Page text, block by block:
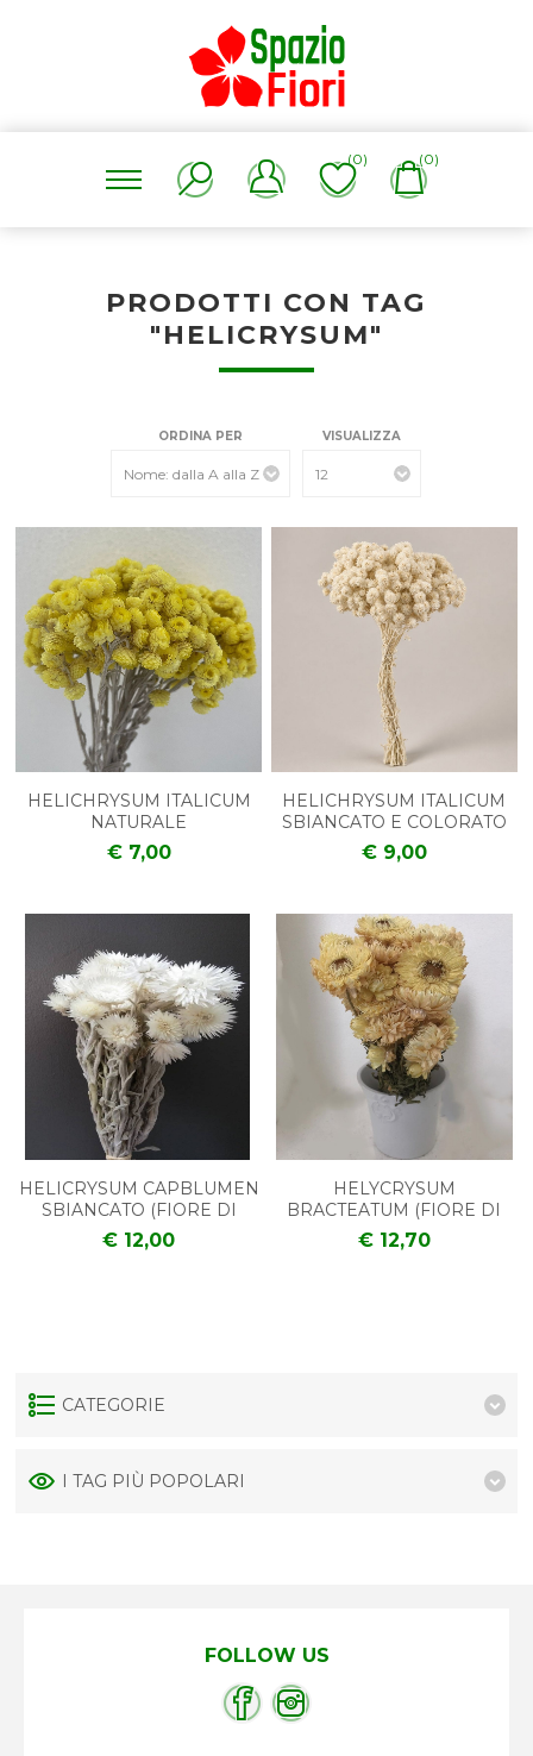
(0) (0)
PRODOTTI CON TAG
"HELICRYSUM"
ORDINA PER VISUALIZZA
HELICHRYSUM ITALICUM
NATURALE
€ 7,00
HELICHRYSUM ITALICUM
SBIANCATO E COLORATO
€ 9,00
HELICRYSUM CAPBLUMEN
SBIANCATO (FIORE DI
PAGLIA)
€ 12,00
HELYCRYSUM
BRACTEATUM (FIORE DI
PAGLIA)
€ 12,70
CATEGORIE
I TAG PIÙ POPOLARI
FOLLOW US